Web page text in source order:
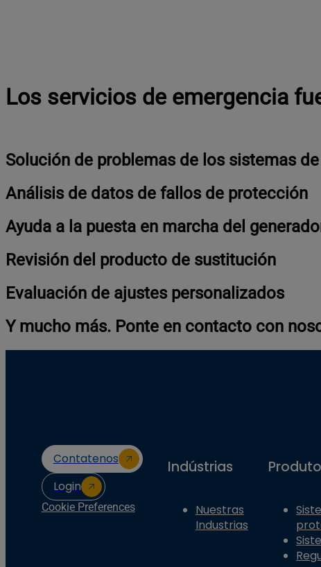
Los servicios de emergencia
Solución de problemas de los sistemas
Análisis de datos de fallos de protección
Ayuda a la puesta en marcha del
Revisión del producto de sustitución
Evaluación de ajustes personalizados
Y mucho más. Ponte en contacto con
Contatenos
Login
Cookie Preferences
Indústrias
Nuestras
Industrias